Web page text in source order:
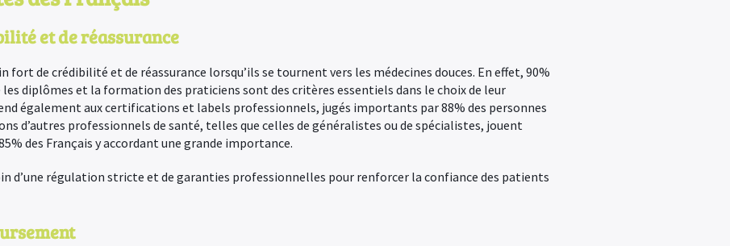
et de réassurance
fort de crédibilité et de réassurance lorsqu’ils se tournent vers les médecines douces. En effet, 90%
diplômes et la formation des praticiens sont des critères essentiels dans le choix de leur
également aux certifications et labels professionnels, jugés importants par 88% des personnes
d’autres professionnels de santé, telles que celles de généralistes ou de spécialistes, jouent
des Français y accordant une grande importance.
d’une régulation stricte et de garanties professionnelles pour renforcer la confiance des patients